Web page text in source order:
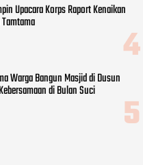
Upacara Korps Raport Kenaikan
Warga Bangun Masjid di Dusun
di Bulan Suci